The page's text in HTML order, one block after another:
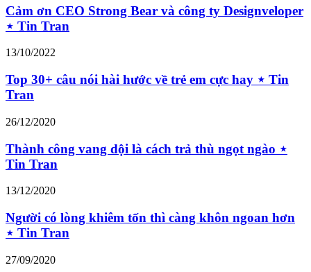
Cảm ơn CEO Strong Bear và công ty Designveloper
⋆ Tin Tran
13/10/2022
Top 30+ câu nói hài hước về trẻ em cực hay ⋆ Tin
Tran
26/12/2020
Thành công vang dội là cách trả thù ngọt ngào ⋆
Tin Tran
13/12/2020
Người có lòng khiêm tốn thì càng khôn ngoan hơn
⋆ Tin Tran
27/09/2020